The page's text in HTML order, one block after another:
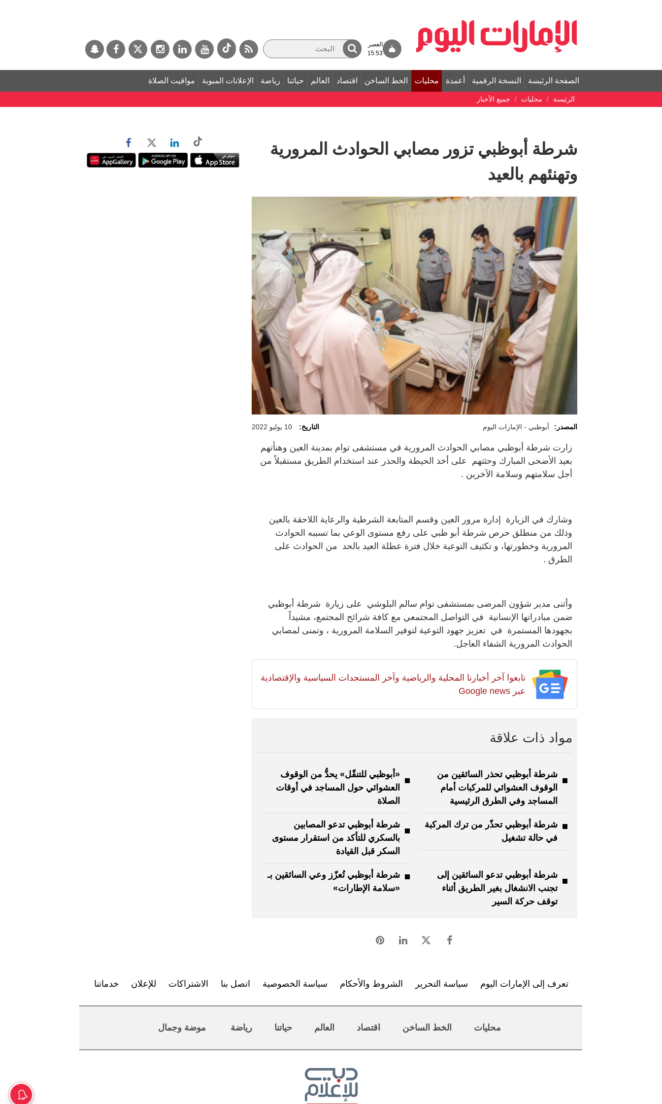
العصر
15:53
الصفحة الرئيسة النسخة الرقمية أعمدة محليات الخط الساخن اقتصاد العالم حياتنا رياضة الإعلانات المبوبة مواقيت الصلاة
الرئيسة محليات جميع الأخبار
شرطة أبوظبي تزور مصابي الحوادث المرورية
وتهنئهم بالعيد
المصدر: أبوظبي - الإمارات اليوم التاريخ: 10 يوليو 2022
زارت شرطة أبوظبي مصابي الحوادث المرورية في مستشفى توام بمدينة العين وهنأتهم
بعيد الأضحى المبارك وحثتهم على أخذ الحيطة والحذر عند استخدام الطريق مستقبلاً من
أجل سلامتهم وسلامة الآخرين .
وشارك في الزيارة إدارة مرور العين وقسم المتابعة الشرطية والرعاية اللاحقة بالعين
وذلك من منطلق حرص شرطة أبو ظبي على رفع مستوى الوعي بما تسببه الحوادث
المرورية وخطورتها، و تكثيف التوعية خلال فترة عطلة العيد بالحد من الحوادث على
الطرق .
وأثنى مدير شؤون المرضى بمستشفى توام سالم البلوشي على زيارة شرطة أبوظبي
ضمن مبادراتها الإنسانية في التواصل المجتمعي مع كافة شرائح المجتمع، مشيداً
بجهودها المستمرة في تعزيز جهود التوعية لتوفير السلامة المرورية ، وتمنى لمصابي
الحوادث المرورية الشفاء العاجل.
تابعوا آخر أخبارنا المحلية والرياضية وآخر المستجدات السياسية والإقتصادية
عبر Google news
مواد ذات علاقة
شرطة أبوظبي تحذر السائقين من
الوقوف العشوائي للمركبات أمام
المساجد وفي الطرق الرئيسية
«أبوظبي للتنقّل» يحدُّ من الوقوف
العشوائي حول المساجد في أوقات
الصلاة
شرطة أبوظبي تحذّر من ترك المركبة
في حالة تشغيل
شرطة أبوظبي تدعو المصابين
بالسكري للتأكد من استقرار مستوى
السكر قبل القيادة
شرطة أبوظبي تدعو السائقين إلى
تجنب الانشغال بغير الطريق أثناء
توقف حركة السير
شرطة أبوظبي تُعزّز وعي السائقين بـ
«سلامة الإطارات»
تعرف إلى الإمارات اليوم سياسة التحرير الشروط والأحكام سياسة الخصوصية اتصل بنا الاشتراكات للإعلان خدماتنا
محليات الخط الساخن اقتصاد العالم حياتنا رياضة موضة وجمال